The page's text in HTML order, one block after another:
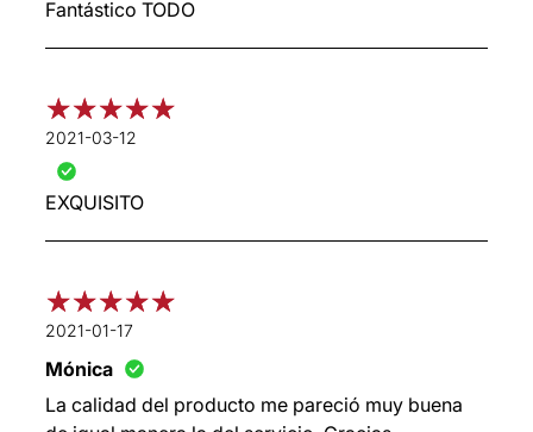
Fantástico TODO
2021-03-12
EXQUISITO
2021-01-17
Mónica
La calidad del producto me pareció muy buena